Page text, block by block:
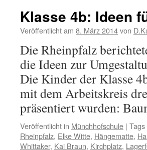
Klasse 4b: Ideen
Veröffentlicht am 8. März 2014von
Die Rheinpfalz
die Ideen zur
Die Kinder der Klasse
mit dem Arbeitskreis
präsentiert wurden:
Veröffentlicht in Münchhofschule | Tags
Rheinpfalz, Elke Witte, Hängematte,
Whittaker, Kai Braun, Kirchplatz,